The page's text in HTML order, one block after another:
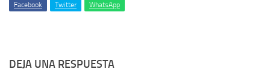
Facebook Twitter WhatsApp
DEJA UNA RESPUESTA